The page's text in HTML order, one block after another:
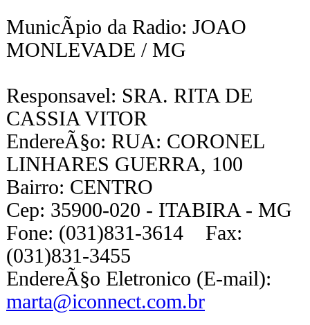
MunicÃ­pio da Radio: JOAO
MONLEVADE / MG
Responsavel: SRA. RITA DE
CASSIA VITOR
EndereÃ§o: RUA: CORONEL
LINHARES GUERRA, 100
Bairro: CENTRO
Cep: 35900-020 - ITABIRA - MG
Fone: (031)831-3614 Fax:
(031)831-3455
EndereÃ§o Eletronico (E-mail):
marta@iconnect.com.br